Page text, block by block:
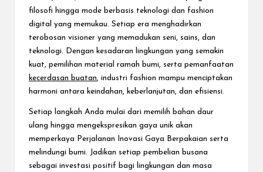
filosofi hingga mode berbasis teknologi dan fashion
digital yang memukau. Setiap era menghadirkan
terobosan visioner yang memadukan seni, sains, dan
teknologi. Dengan kesadaran lingkungan yang semakin
kuat, pemilihan material ramah bumi, serta pemanfaatan
kecerdasan buatan, industri fashion mampu menciptakan
harmoni antara keindahan, keberlanjutan, dan efisiensi.
Setiap langkah Anda mulai dari memilih bahan daur
ulang hingga mengekspresikan gaya unik akan
memperkaya Perjalanan Inovasi Gaya Berpakaian serta
melindungi bumi. Jadikan setiap pembelian busana
sebagai investasi positif bagi lingkungan dan masa